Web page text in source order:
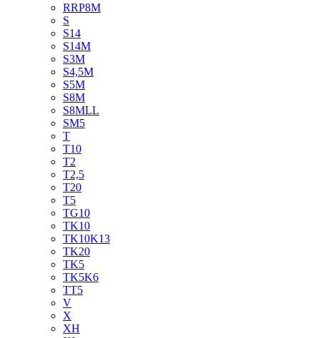
RRP8M
S
S14
S14M
S3M
S4,5M
S5M
S8M
S8MLL
SM5
T
T10
T2
T2,5
T20
T5
TG10
TK10
TK10K13
TK20
TK5
TK5K6
TT5
V
X
XH